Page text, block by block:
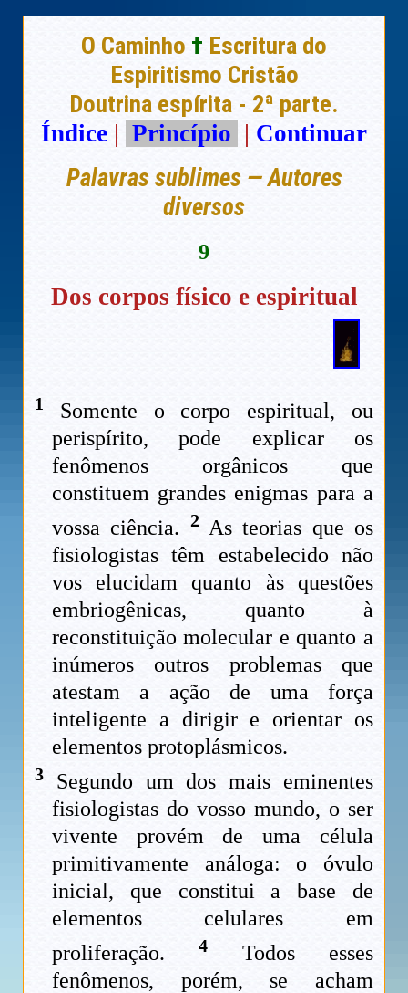
O Caminho † Escritura do
Espiritismo Cristão
Doutrina espírita - 2ª parte.
Índice | Princípio | Continuar
Palavras sublimes — Autores
diversos
9
Dos corpos físico e espiritual
1
Somente o corpo espiritual, ou
perispírito, pode explicar os
fenômenos orgânicos que
constituem grandes enigmas para a
vossa ciência. 2As teorias que os
fisiologistas têm estabelecido não
vos elucidam quanto às questões
embriogênicas, quanto à
reconstituição molecular e quanto a
inúmeros outros problemas que
atestam a ação de uma força
inteligente a dirigir e orientar os
elementos protoplásmicos.
3 Segundo um dos mais eminentes
fisiologistas do vosso mundo, o ser
vivente provém de uma célula
primitivamente análoga: o óvulo
inicial, que constitui a base de
elementos celulares em
proliferação.4
Todos esses
fenômenos, porém, se acham